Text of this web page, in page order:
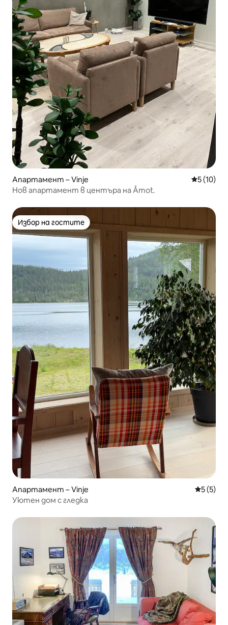
Апартамент – Vinje Средна
5 (10)
Нов апартамент в центъра на Åmot.
Избор на гостите
Избор на гостите
Апартамент – Vinje Средна
5 (5)
Уютен дом с гледка